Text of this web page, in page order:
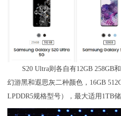
S20 Ultra则各自有12GB 258GB
幻游黑和遐思灰二种颜色，16GB
LPDDR5规格型号），最大适用1TB储